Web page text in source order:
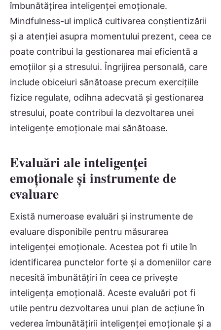
îmbunătățirea inteligenței emoționale.
Mindfulness-ul implică cultivarea conștientizării
și a atenției asupra momentului prezent, ceea ce
poate contribui la gestionarea mai eficientă a
emoțiilor și a stresului. Îngrijirea personală, care
include obiceiuri sănătoase precum exercițiile
fizice regulate, odihna adecvată și gestionarea
stresului, poate contribui la dezvoltarea unei
inteligențe emoționale mai sănătoase.
Evaluări ale inteligenței
emoționale și instrumente de
evaluare
Există numeroase evaluări și instrumente de
evaluare disponibile pentru măsurarea
inteligenței emoționale. Acestea pot fi utile în
identificarea punctelor forte și a domeniilor care
necesită îmbunătățiri în ceea ce privește
inteligența emoțională. Aceste evaluări pot fi
utile pentru dezvoltarea unui plan de acțiune în
vederea îmbunătățirii inteligenței emoționale și a